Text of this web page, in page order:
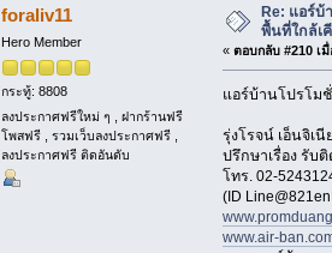
foraliv11
Hero Member
กระทู้: 8808
ลงประกาศฟรีใหม่ ๆ , ฝากร้านฟรี
โพสฟรี , รวมเว็บลงประกาศฟรี ,
ลงประกาศฟรี ติดอันดับ
Re: แอร์บ้
พื้นที่ใกล้เ
« ตอบกลับ #210 เมื่
แอร์บ้านโปรโม
รุ่งโรจน์ เอ็นจิเ
ปรึกษาเรื่อง รับ
โทร. 02-
(ID
www.air-